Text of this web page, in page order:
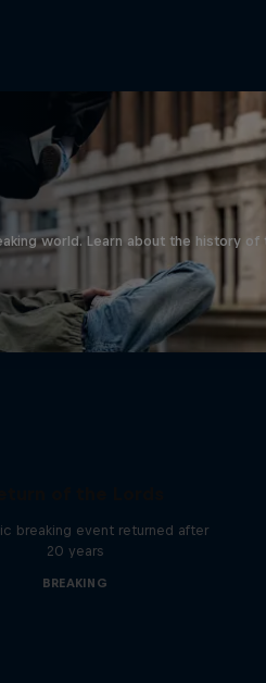
world. Learn about the history
breaking event returned after
20 years
BREAKING